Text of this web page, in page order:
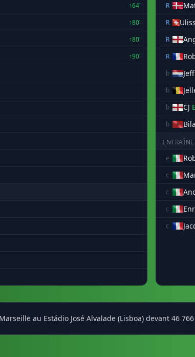
↑64'
↑80'
↑80'
↑90'
R
R
R
R
b
b
b CJ
b
e
c
c
c
c
au Estádio José Alvalade (Lisboa) devant 46